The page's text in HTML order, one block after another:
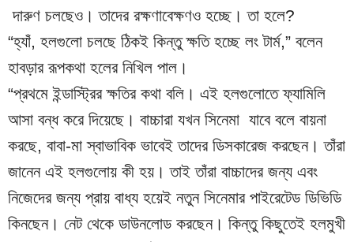
দারুণ চলছেও। তাদের রক্ষণাবেক্ষণও হচ্ছে। তা হলে?
“হ্যাঁ, হলগুলো চলছে ঠিকই কিন্তু ক্ষতি হচ্ছে লং টার্ম,” বলেন
হাবড়ার রূপকথা হলের নিখিল পাল।
“প্রথমে ইন্ডাস্ট্রির ক্ষতির কথা বলি। এই হলগুলোতে ফ্যামিলি
আসা বন্ধ করে দিয়েছে। বাচ্চারা যখন সিনেমা  যাবে বলে বায়না
করছে, বাবা-মা স্বাভাবিক ভাবেই তাদের ডিসকারেজ করছেন। তাঁরা
জানেন এই হলগুলোয় কী হয়। তাই তাঁরা বাচ্চাদের জন্য এবং
নিজেদের জন্য প্রায় বাধ্য হয়েই নতুন সিনেমার পাইরেটেড ডিভিডি
কিনছেন। নেট থেকে ডাউনলোড করছেন। কিন্তু কিছুতেই হলমুখী